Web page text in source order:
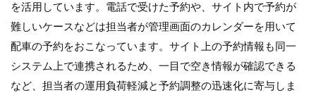
を活用しています。電話で受けた予約や、サイト内で予約が
難しいケースなどは担当者が管理画面のカレンダーを用いて
配車の予約をおこなっています。サイト上の予約情報も同一
システム上で連携されるため、一目で空き情報が確認できる
など、担当者の運用負荷軽減と予約調整の迅速化に寄与しま